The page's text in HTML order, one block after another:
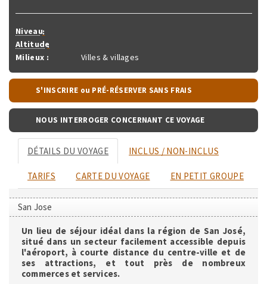
Niveau:
Altitude:
Milieux :
Villes & villages
S'INSCRIRE ou PRÉ-RÉSERVER SANS FRAIS
NOUS INTERROGER CONCERNANT CE VOYAGE
DÉTAILS DU VOYAGE INCLUS / NON-INCLUS
TARIFS CARTE DU VOYAGE EN PETIT GROUPE
San Jose
Un lieu de séjour idéal dans la région de San José,
situé dans un secteur facilement accessible depuis
l'aéroport, à courte distance du centre-ville et de
ses attractions, et tout près de nombreux
commerces et services.